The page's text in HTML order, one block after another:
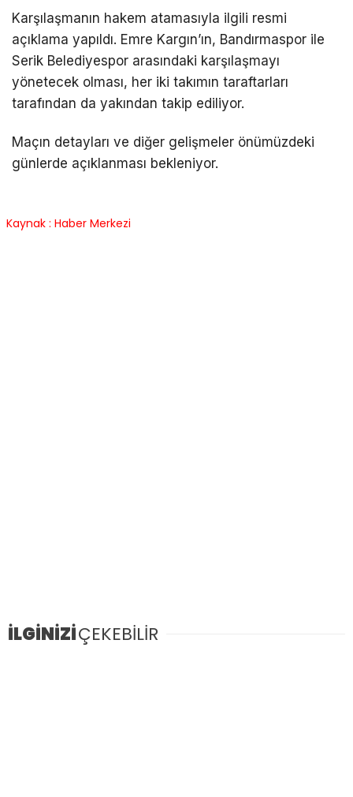
Karşılaşmanın hakem atamasıyla ilgili resmi
açıklama yapıldı. Emre Kargın’ın, Bandırmaspor ile
Serik Belediyespor arasındaki karşılaşmayı
yönetecek olması, her iki takımın taraftarları
tarafından da yakından takip ediliyor.
Maçın detayları ve diğer gelişmeler önümüzdeki
günlerde açıklanması bekleniyor.
Kaynak : Haber Merkezi
İLGİNİZİÇEKEBİLİR